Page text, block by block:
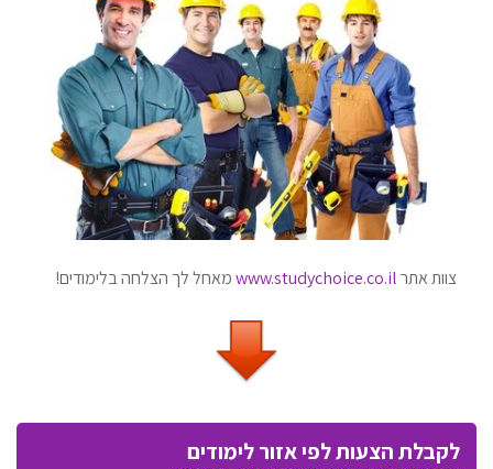
צוות אתרwww.studychoice.co.ilמאחל לך הצלחה בלימודים!
לקבלת הצעות לפי אזור לימודים